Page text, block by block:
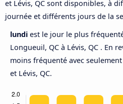
et Lévis, QC sont disponibles, à
journée et différents jours de la
lundi est le jour le plus
Longueuil, QC à Lévis, QC . En
moins fréquenté avec
et Lévis, QC.